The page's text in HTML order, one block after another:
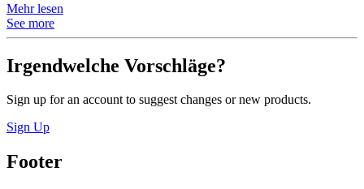
Mehr lesen
See more
Irgendwelche Vorschläge?
Sign up for an account to suggest changes or new products.
Sign Up
Footer